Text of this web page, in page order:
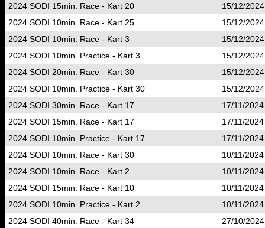
2024 SODI 15min. Race - Kart 20
15/12/
2024 SODI 10min. Race - Kart 25
15/12/
2024 SODI 10min. Race - Kart 3
15/12/
2024 SODI 10min. Practice - Kart 3
15/12/
2024 SODI 20min. Race - Kart 30
15/12/
2024 SODI 10min. Practice - Kart 30
15/12/
2024 SODI 30min. Race - Kart 17
17/11/
2024 SODI 15min. Race - Kart 17
17/11/
2024 SODI 10min. Practice - Kart 17
17/11/
2024 SODI 10min. Race - Kart 30
10/11/
2024 SODI 10min. Race - Kart 2
10/11/
2024 SODI 15min. Race - Kart 10
10/11/
2024 SODI 10min. Practice - Kart 2
10/11/
2024 SODI 40min. Race - Kart 34
27/10/